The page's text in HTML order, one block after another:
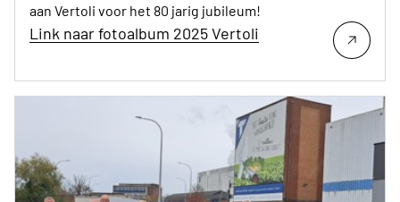
aan Vertoli voor het 80 jarig jubileum!
Link naar fotoalbum 2025 Vertoli